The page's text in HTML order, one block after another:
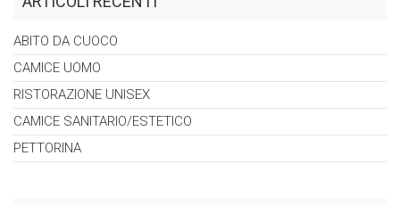
ABITO DA CUOCO
CAMICE UOMO
RISTORAZIONE UNISEX
CAMICE SANITARIO/ESTETICO
PETTORINA